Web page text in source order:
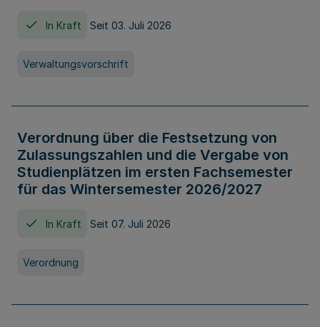
In Kraft Seit 03. Juli 2026
Verwaltungsvorschrift
Verordnung über die Festsetzung von
Zulassungszahlen und die Vergabe von
Studienplätzen im ersten Fachsemester
für das Wintersemester 2026/2027
In Kraft Seit 07. Juli 2026
Verordnung